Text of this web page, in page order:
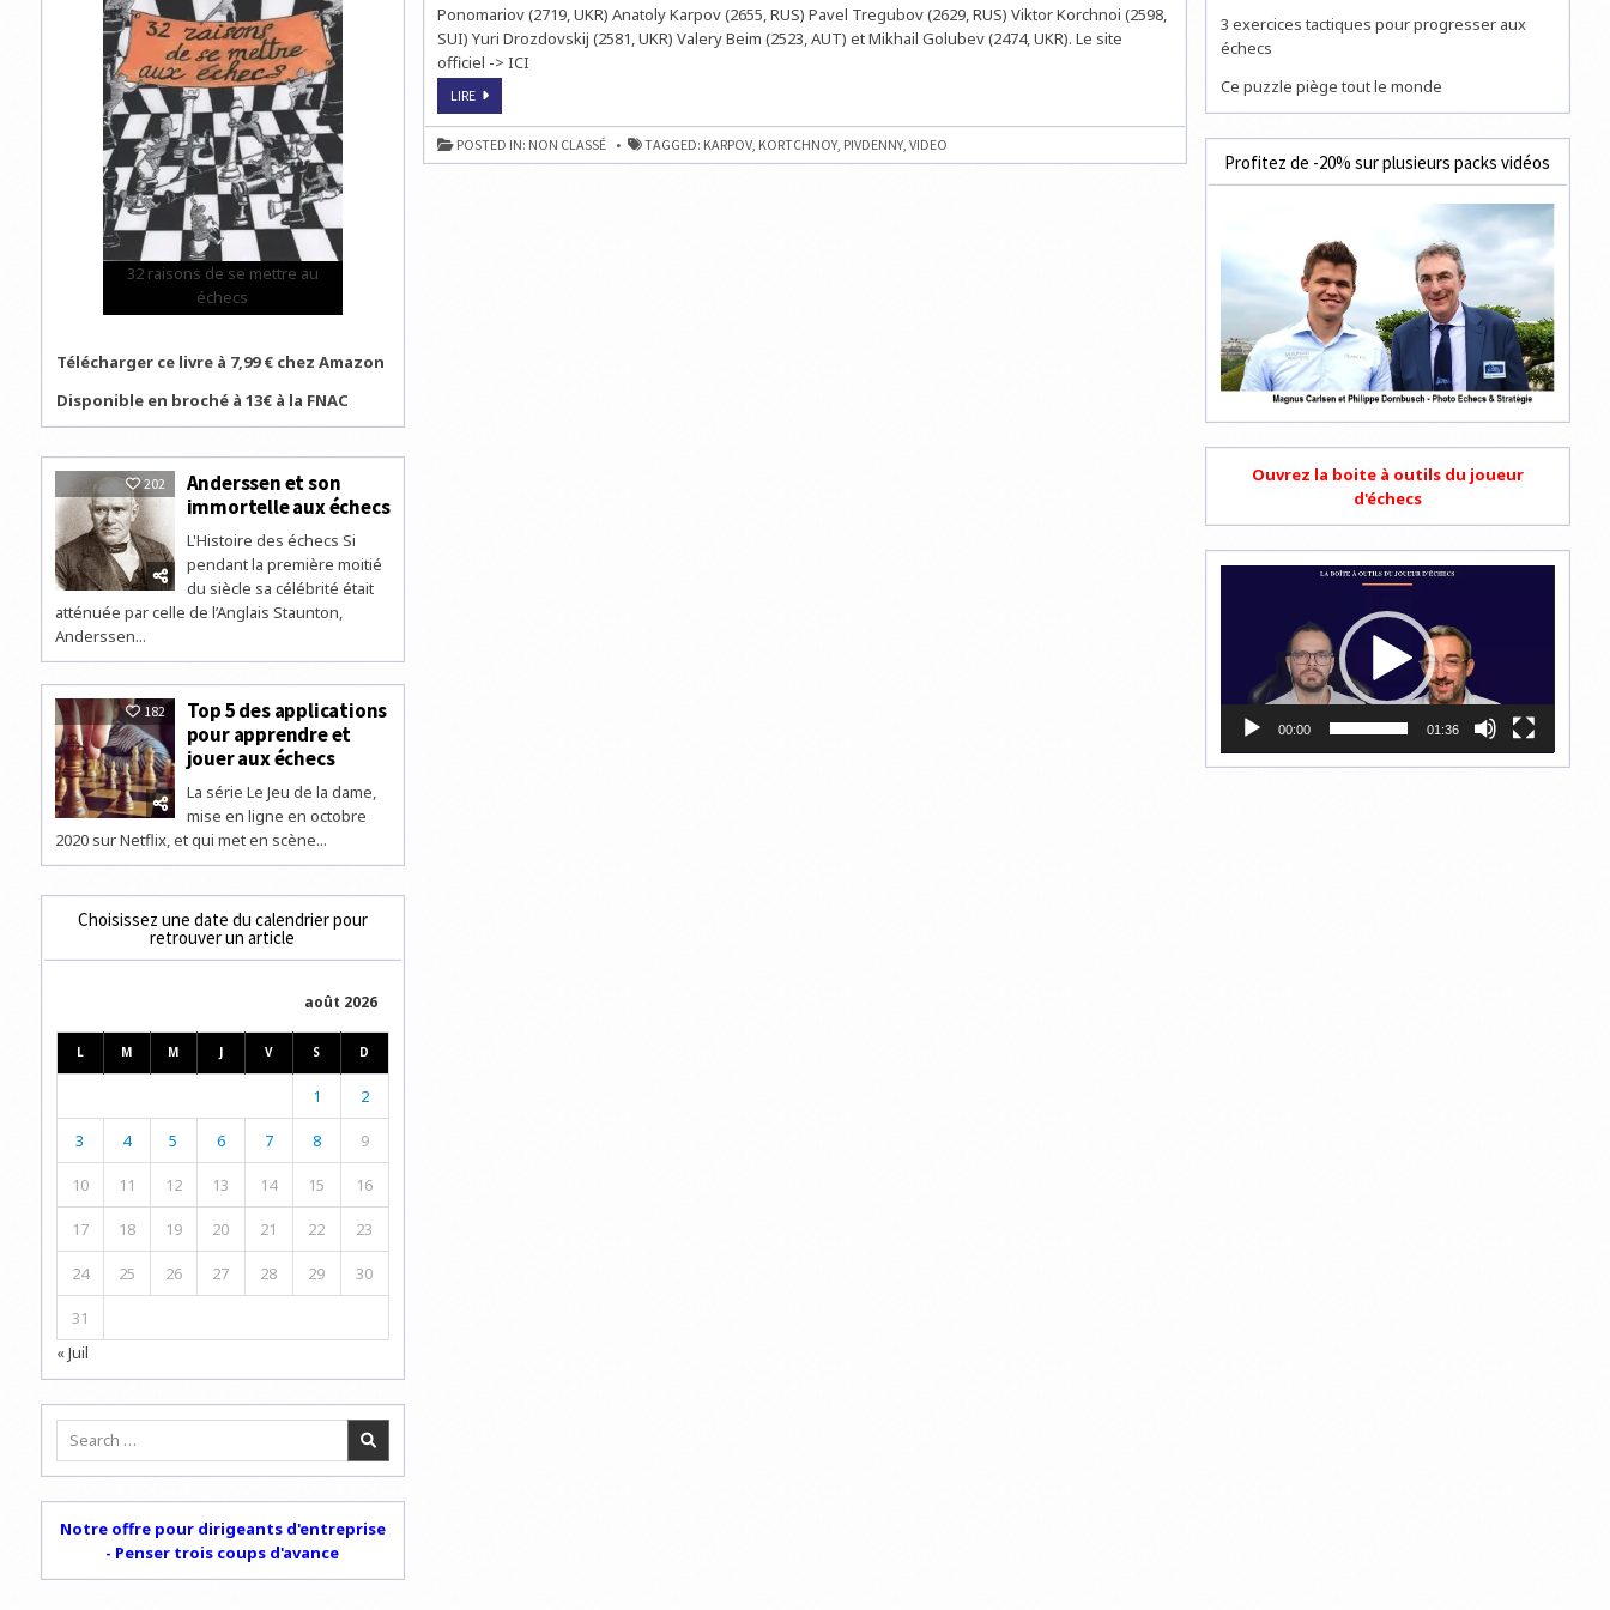
Ponomariov (2719, UKR) Anatoly Karpov (2655, RUS) Pavel Tregubov (2629, RUS) Viktor Korchnoi (2598,
SUI) Yuri Drozdovskij (2581, UKR) Valery Beim (2523, AUT) et Mikhail Golubev (2474, UKR). Le site
officiel -> ICI
LIREANATOLY
CONTRE
VIKTOR
KORCHNOI
!
POSTED IN: NON CLASSÉ TAGGED: KARPOV, KORTCHNOY, PIVDENNY, VIDEO
32 raisons de se mettre au
échecs
Télécharger ce livre à 7,99 € chez Amazon
Disponible en broché à 13€ à la FNAC
202
Anderssen et son
immortelle aux échecs
L'Histoire des échecs Si
pendant la première moitié
du siècle sa célébrité était
atténuée par celle de l’Anglais Staunton,
Anderssen...
182
Top 5 des applications
pour apprendre et
jouer aux échecs
La série Le Jeu de la dame,
mise en ligne en octobre
2020 sur Netflix, et qui met en scène...
Choisissez une date du calendrier pour
retrouver un article
août 2026
L M M J V S D
1 2
3 4 5 6 7 8 9
10 11 12 13 14 15 16
17 18 19 20 21 22 23
24 25 26 27 28 29 30
31
« Juil
Search
Notre offre pour dirigeants d'entreprise
- Penser trois coups d'avance
3 exercices tactiques pour progresser aux
échecs
Ce puzzle piège tout le monde
Profitez de -20% sur plusieurs packs vidéos
Ouvrez la boite à outils du joueur
d'échecs
00:00 01:36